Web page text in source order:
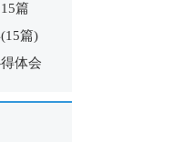
篇
篇)
体会